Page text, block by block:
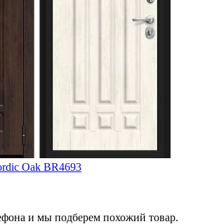
Oak BR4693
и мы подберем похожий товар.